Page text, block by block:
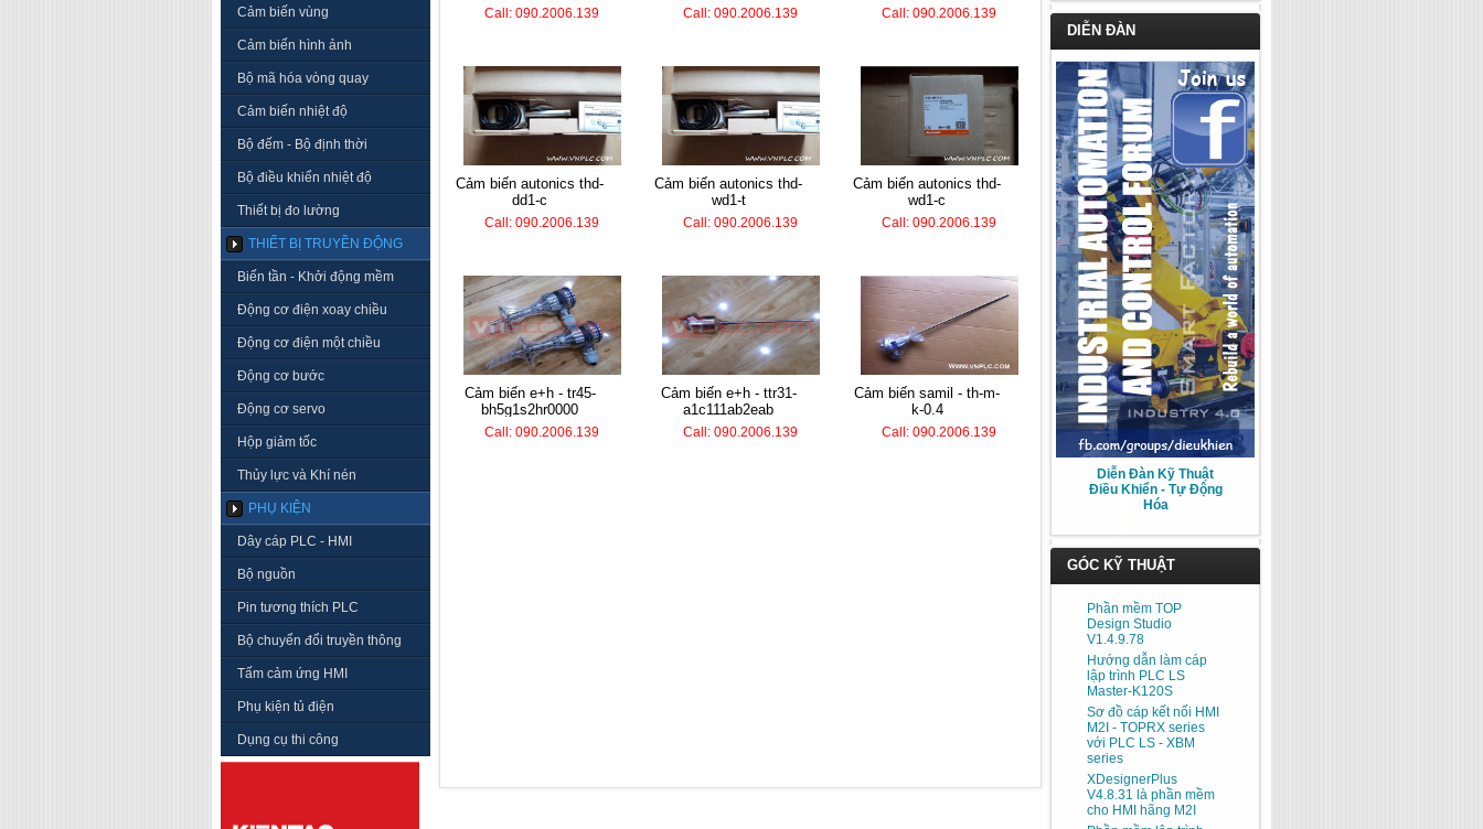
Cảm biến vùng
Cảm biến hình ảnh
Bộ mã hóa vòng quay
Cảm biến nhiệt độ
Bộ đếm - Bộ định thời
Bộ điều khiển nhiệt độ
Thiết bị đo lường
THIẾT BỊ TRUYỀN ĐỘNG
Biến tần - Khởi động mềm
Động cơ điện xoay chiều
Động cơ điện một chiều
Động cơ bước
Động cơ servo
Hộp giảm tốc
Thủy lực và Khí nén
PHỤ KIỆN
Dây cáp PLC - HMI
Bộ nguồn
Pin tương thích PLC
Bộ chuyển đổi truyền thông
Tấm cảm ứng HMI
Phụ kiện tủ điện
Dụng cụ thi công
DIỄN ĐÀN
Diễn Đàn Kỹ Thuật
Điều Khiển - Tự Động
Hóa
GÓC KỸ THUẬT
Phần mềm TOP
Design Studio
V1.4.9.78
Hướng dẫn làm cáp
lập trình PLC LS
Master-K120S
Sơ đồ cáp kết nối HMI
M2I - TOPRX series
với PLC LS - XBM
series
XDesignerPlus
V4.8.31 là phần mềm
cho HMI hãng M2I
Call: 090.2006.139 Call: 090.2006.139 Call: 090.2006.139
cảm biến autonics thd-
dd1-c
Call: 090.2006.139
cảm biến autonics thd-
wd1-t
Call: 090.2006.139
cảm biến autonics thd-
wd1-c
Call: 090.2006.139
cảm biến e+h - tr45-
bh5g1s2hr0000
Call: 090.2006.139
cảm biến e+h - ttr31-
a1c111ab2eab
Call: 090.2006.139
cảm biến samil - th-m-
k-0.4
Call: 090.2006.139